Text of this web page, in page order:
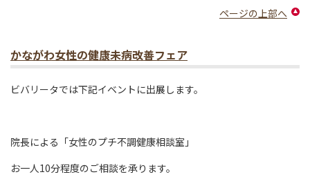
ページの上部へ
かながわ女性の健康未病改善フェア
ビバリータでは下記イベントに出展します。
院長による「女性のプチ不調健康相談室」
お一人10分程度のご相談を承ります。